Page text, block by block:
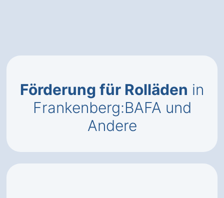
Förderung für Rolläden in
Frankenberg:BAFA und
Andere